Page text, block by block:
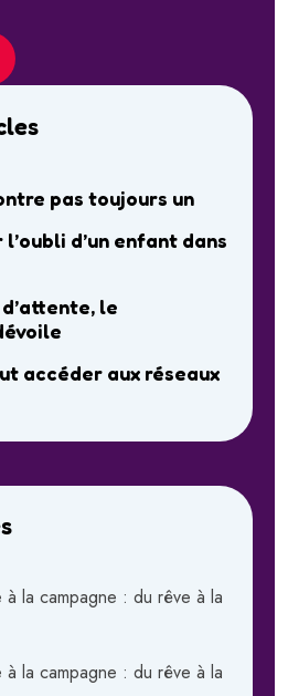
pas toujours un
d’un enfant dans
le
accéder aux réseaux
à la campagne : du rêve à la
à la campagne : du rêve à la